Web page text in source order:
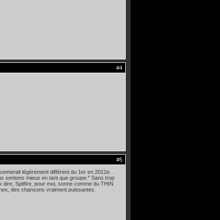
#4
#5
légèrement différent du 1er en 2012e. .
sentons mieux en tant que groupe." Sans trop
Spitfire, pour moi, sonne comme du THIN
des chansons vraiment puissantes.